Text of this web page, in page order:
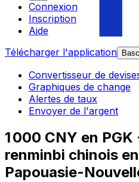
Connexion
Inscription
Aide
Télécharger l'application
Convertisseur de
Graphiques de change
Alertes de taux
Envoyer de l'argent
1 000 CNY en
renminbi chinois
Papouasie-